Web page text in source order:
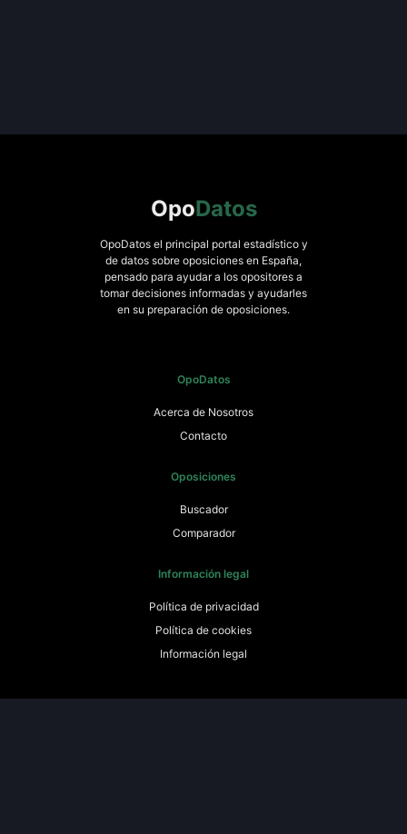
OpoDatos
OpoDatos el principal portal estadístico y
de datos sobre oposiciones en España,
pensado para ayudar a los opositores a
tomar decisiones informadas y ayudarles
en su preparación de oposiciones.
OpoDatos
Acerca de Nosotros
Contacto
Oposiciones
Buscador
Comparador
Información legal
Política de privacidad
Política de cookies
Información legal